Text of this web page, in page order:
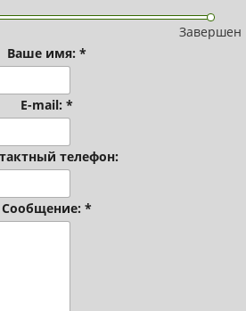
Завершен
Ваше имя: *
E-mail: *
телефон:
Сообщение: *